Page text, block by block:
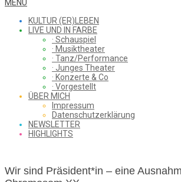
WHAT
SAW
FROM
Menu
MENU
KULTUR (ER)LEBEN
LIVE UND IN FARBE
· Schauspiel
· Musiktheater
· Tanz/Performance
· Junges Theater
· Konzerte & Co
· Vorgestellt
ÜBER MICH
Impressum
Datenschutzerklärung
NEWSLETTER
HIGHLIGHTS
Wir sind Präsident*in – eine